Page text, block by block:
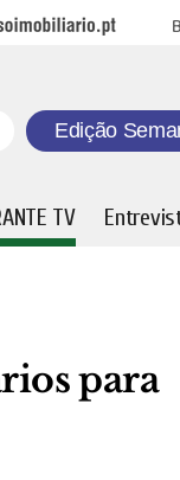
Imobiliário
Edição
TV
para